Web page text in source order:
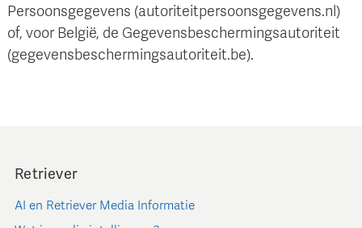
Persoonsgegevens (autoriteitpersoonsgegevens.nl)
of, voor België, de Gegevensbeschermingsautoriteit
(gegevensbeschermingsautoriteit.be).
Retriever
AI en Retriever Media Informatie